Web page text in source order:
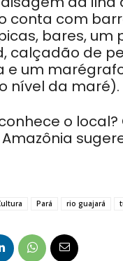
conta com
bares, um
calçadão de
e um
nível da maré).
o
Pará rio guajará